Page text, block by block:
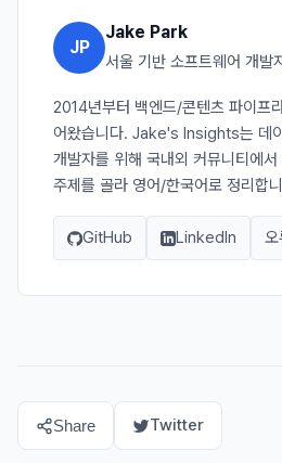
JP
Jake Park
서울 기반 소프트웨어 개발
2014년부터 백엔드/콘텐츠 파이프
어왔습니다. Jake's Insights는 데
개발자를 위해 국내외 커뮤니티에
주제를 골라 영어/한국어로 정리합
GitHub LinkedIn
Share Twitter